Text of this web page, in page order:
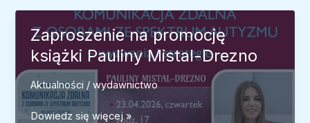
Muzeum
Literatury
Zaproszenie na promocję
książki Pauliny Mistal-Drezno
Aktualności /wydawnictwo
Zaproszenie
Dowiedz się więcej »